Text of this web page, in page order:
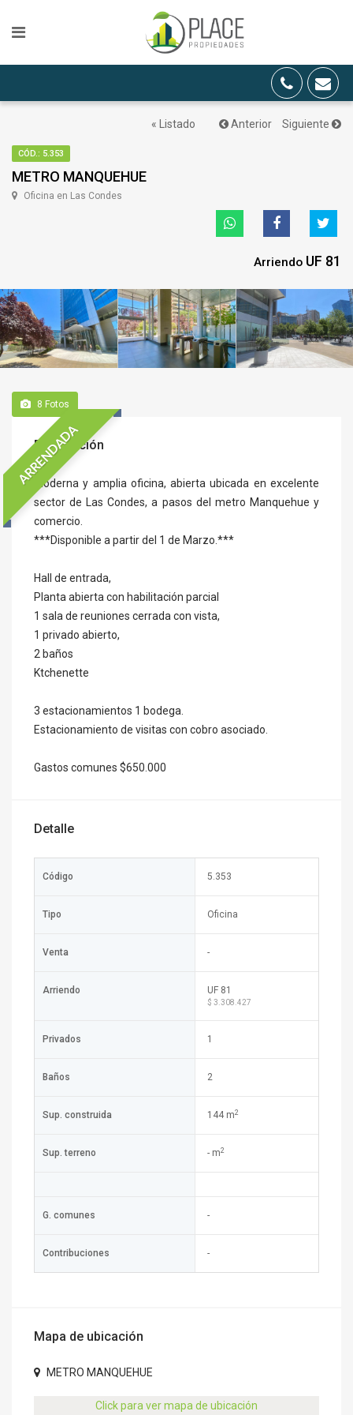
« Listado Anterior Siguiente
CÓD.: 5.353
METRO MANQUEHUE
Oficina en Las Condes
Arriendo UF 81
8 Fotos
ARRENDADA
Descripción
Moderna y amplia oficina, abierta ubicada en excelente
sector de Las Condes, a pasos del metro Manquehue y
comercio.
***Disponible a partir del 1 de Marzo.***
Hall de entrada,
Planta abierta con habilitación parcial
1 sala de reuniones cerrada con vista,
1 privado abierto,
2 baños
Ktchenette
3 estacionamientos 1 bodega.
Estacionamiento de visitas con cobro asociado.
Gastos comunes $650.000
Detalle
Código 5.353
Tipo Oficina
Venta -
Arriendo UF 81
$ 3.308.427
Privados 1
Baños 2
Sup. construida 144 m2
Sup. terreno - m2
G. comunes -
Contribuciones -
Mapa de ubicación
METRO MANQUEHUE
Click para ver mapa de ubicación